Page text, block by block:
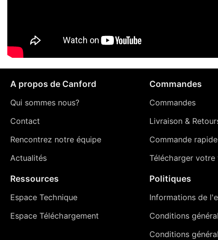
A propos de Canford
Qui sommes nous?
Contact
Rencontrez notre équipe
Actualités
Commandes
Commandes
Livraison&
Commande rapide
Télécharger votre
Ressources
Espace Technique
Espace Téléchargement
Politiques
Informations de
Conditions
Conditions